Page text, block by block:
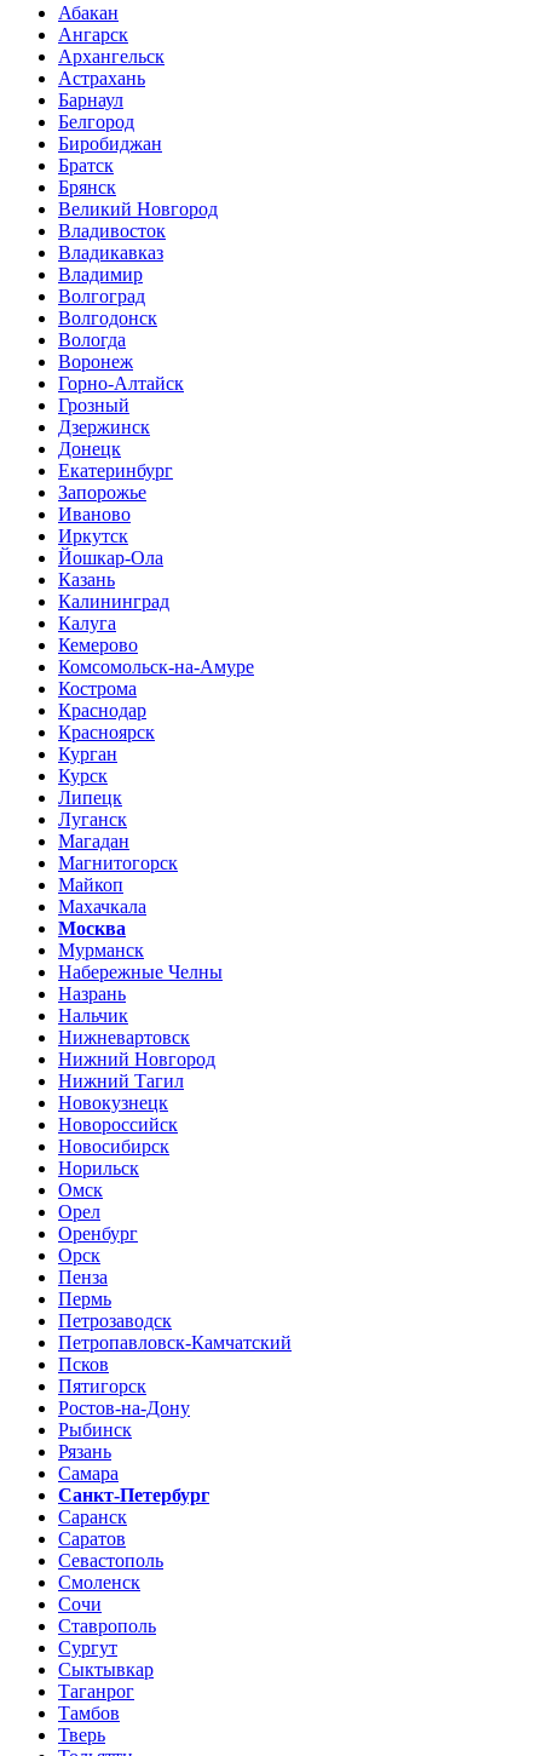
Абакан
Ангарск
Архангельск
Астрахань
Барнаул
Белгород
Биробиджан
Братск
Брянск
Великий Новгород
Владивосток
Владикавказ
Владимир
Волгоград
Волгодонск
Вологда
Воронеж
Горно-Алтайск
Грозный
Дзержинск
Донецк
Екатеринбург
Запорожье
Иваново
Иркутск
Йошкар-Ола
Казань
Калининград
Калуга
Кемерово
Комсомольск-на-Амуре
Кострома
Краснодар
Красноярск
Курган
Курск
Липецк
Луганск
Магадан
Магнитогорск
Майкоп
Махачкала
Москва
Мурманск
Набережные Челны
Назрань
Нальчик
Нижневартовск
Нижний Новгород
Нижний Тагил
Новокузнецк
Новороссийск
Новосибирск
Норильск
Омск
Орел
Оренбург
Орск
Пенза
Пермь
Петрозаводск
Петропавловск-Камчатский
Псков
Пятигорск
Ростов-на-Дону
Рыбинск
Рязань
Самара
Санкт-Петербург
Саранск
Саратов
Севастополь
Смоленск
Сочи
Ставрополь
Сургут
Сыктывкар
Таганрог
Тамбов
Тверь